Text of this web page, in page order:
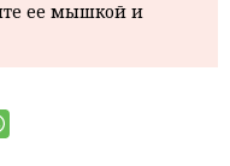
ее мышкой и